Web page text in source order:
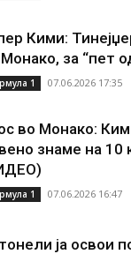
Кими:
за “пет
1 07.06.2026 17:35
во Монако:
знаме на 10
1 07.06.2026 16:47
ја освои